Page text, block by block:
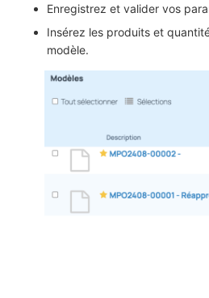
Enregistrez et valider vos
Insérez les produits et
modèle.